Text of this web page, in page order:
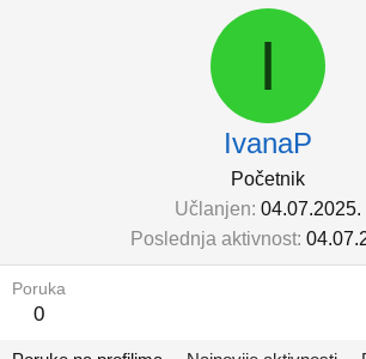
I
IvanaP
Početnik
Učlanjen 04.07.2025.
Poslednja aktivnost
Poruka
0